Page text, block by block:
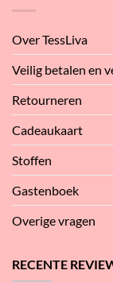
Over TessLiva
Veilig betalen en
Retourneren
Cadeaukaart
Stoffen
Gastenboek
Overige vragen
RECENTE